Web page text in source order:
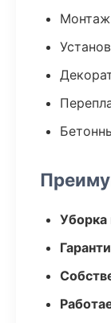
Монтаж
Уборка